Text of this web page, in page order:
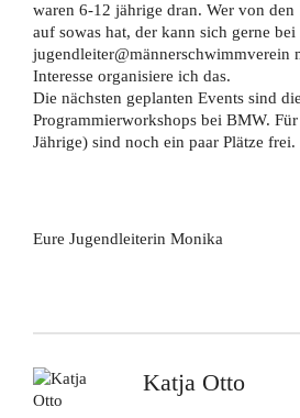
waren 6-12 jährige dran. Wer von
auf sowas hat, der kann sich gerne
jugendleiter@männerschwimmverein
Interesse organisiere ich das.
Die nächsten geplanten Events sind die
Programmierworkshops bei BMW.
Jährige) sind noch ein paar Plätze frei.
Eure Jugendleiterin Monika
Katja Otto